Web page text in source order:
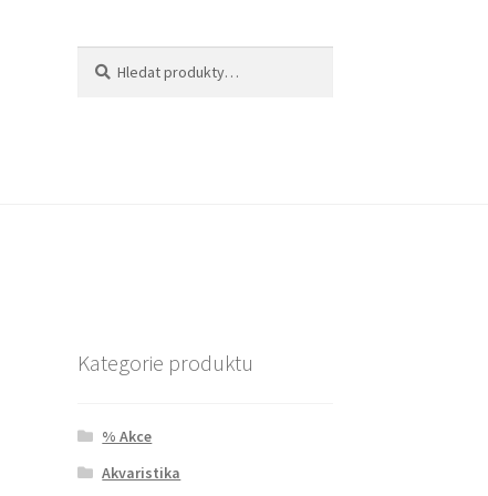
Kategorie produktu
% Akce
Akvaristika